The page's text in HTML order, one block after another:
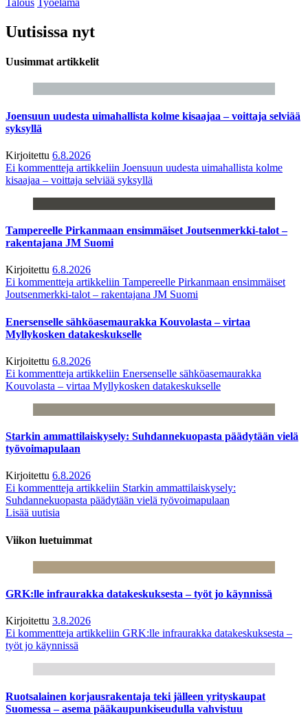
Uutisissa nyt
Uusimmat artikkelit
Joensuun uudesta uimahallista kolme kisaajaa – voittaja selviää
syksyllä
Kirjoitettu 6.8.2026
Ei kommentteja artikkeliin Joensuun uudesta uimahallista kolme
kisaajaa – voittaja selviää syksyllä
Tampereelle Pirkanmaan ensimmäiset Joutsenmerkki-talot –
rakentajana JM Suomi
Kirjoitettu 6.8.2026
Ei kommentteja artikkeliin Tampereelle Pirkanmaan ensimmäiset
Joutsenmerkki-talot – rakentajana JM Suomi
Enersenselle sähköasemaurakka Kouvolasta – virtaa
Myllykosken datakeskukselle
Kirjoitettu 6.8.2026
Ei kommentteja artikkeliin Enersenselle sähköasemaurakka
Kouvolasta – virtaa Myllykosken datakeskukselle
Starkin ammattilaiskysely: Suhdannekuopasta päädytään vielä
työvoimapulaan
Kirjoitettu 6.8.2026
Ei kommentteja artikkeliin Starkin ammattilaiskysely:
Suhdannekuopasta päädytään vielä työvoimapulaan
Lisää uutisia
Viikon luetuimmat
GRK:lle infraurakka datakeskuksesta – työt jo käynnissä
Kirjoitettu 3.8.2026
Ei kommentteja artikkeliin GRK:lle infraurakka datakeskuksesta –
työt jo käynnissä
Ruotsalainen korjausrakentaja teki jälleen yrityskaupat
Suomessa – asema pääkaupunkiseudulla vahvistuu